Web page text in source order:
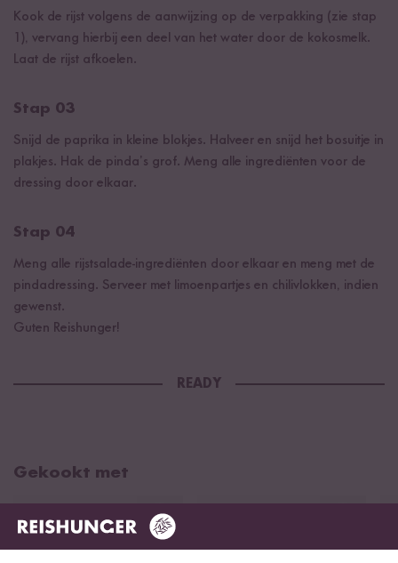
Kook de rijst volgens de aanwijzing op de verpakking (zie stap
1), vervang hierbij een deel van het water door de kokosmelk.
Laat de rijst afkoelen.
Stap 03
Snijd de paprika in kleine blokjes. Halveer en snijd het bosuitje in
plakjes. Hak de pinda’s grof. Meng alle ingrediënten voor de
dressing door elkaar.
Stap 04
Meng alle rijstsalade-ingrediënten door elkaar en meng met de
pindadressing. Serveer met limoenpartjes en chilivlokken, indien
gewenst.
Guten Reishunger!
READY
Gekookt met